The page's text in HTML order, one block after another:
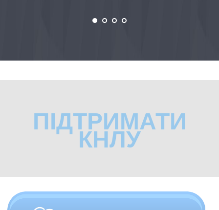
ПІДТРИМАТИ
КНЛУ